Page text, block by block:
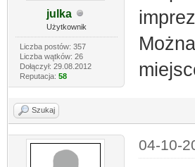
julka
Użytkownik
Liczba postów: 357
Liczba wątków: 26
Dołączył: 29.08.2012
Reputacja: 58
Szukaj
04-10-